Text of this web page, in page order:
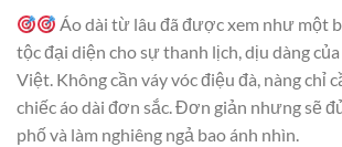
Áo dài từ lâu đã được xem như một
tộc đại diện cho sự thanh lịch, dịu dàng
Việt. Không cần váy vóc điệu đà, nàng chỉ
chiếc áo dài đơn sắc. Đơn giản nhưng sẽ
phố và làm nghiêng ngả bao ánh nhìn.